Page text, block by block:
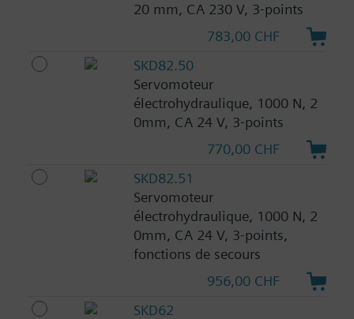
20 mm, CA 230 V, 3-points
783,00 CHF
SKD82.50
Servomoteur
électrohydraulique, 1000 N, 2
0mm, CA 24 V, 3-points
770,00 CHF
SKD82.51
Servomoteur
électrohydraulique, 1000 N, 2
0mm, CA 24 V, 3-points,
fonctions de secours
956,00 CHF
SKD62